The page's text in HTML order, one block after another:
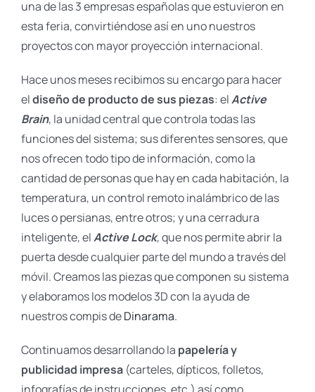
una de las 3 empresas españolas que estuvieron en
esta feria, convirtiéndose así en uno nuestros
proyectos con mayor proyección internacional.
Hace unos meses recibimos su encargo para hacer
eldiseño de producto de sus piezas: elActive
Brain, la unidad central que controla todas las
funciones del sistema; sus diferentes sensores, que
nos ofrecen todo tipo de información, como la
cantidad de personas que hay en cada habitación, la
temperatura, un control remoto inalámbrico de las
luces o persianas, entre otros; y una cerradura
inteligente, elActive Lock, que nos permite abrir la
puerta desde cualquier parte del mundo a través del
móvil. Creamos las piezas que componen su sistema
y elaboramos los modelos 3D con la ayuda de
nuestros compis deDinarama.
Continuamos desarrollando la papelería y
publicidad impresa(carteles, dípticos, folletos,